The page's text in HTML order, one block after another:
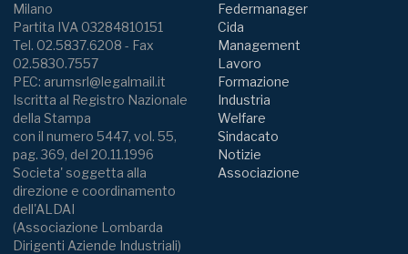
Milano
Partita IVA 03284810151
Tel. 02.5837.6208 - Fax
02.5830.7557
PEC: arumsrl@legalmail.it
Iscritta al Registro Nazionale
della Stampa
con il numero 5447, vol. 55,
pag. 369, del 20.11.1996
Societa' soggetta alla
direzione e coordinamento
dell'ALDAI
(Associazione Lombarda
Dirigenti Aziende Industriali)
Federmanager
Cida
Management
Lavoro
Formazione
Industria
Welfare
Sindacato
Notizie
Associazione